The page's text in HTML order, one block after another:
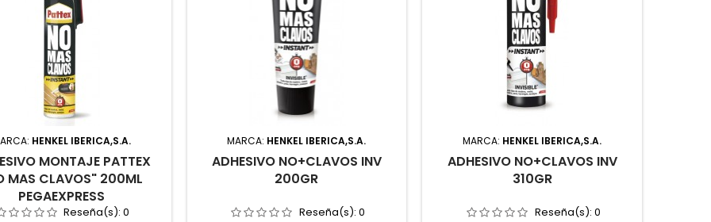
HENKEL IBERICA,S.A.
MONTAJE PATTEX
MAS CLAVOS" 200ML
PEGAEXPRESS
Reseña(s):0
MARCA: HENKEL IBERICA,S.A.
ADHESIVO NO+CLAVOS INV
200GR
Reseña(s): 0
MARCA: HENKEL IBERICA,S.A.
ADHESIVO NO+CLAVOS INV
310GR
Reseña(s): 0